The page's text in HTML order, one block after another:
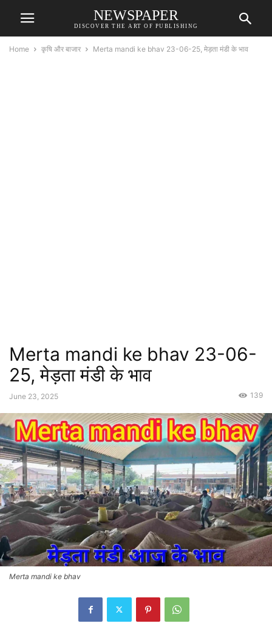
NEWSPAPER
DISCOVER THE ART OF PUBLISHING
Home कृषि और बाजार Merta mandi ke bhav 23-06-25, मेड़ता मंडी के भाव
Merta mandi ke bhav 23-06-
25, मेड़ता मंडी के भाव
June 23, 2025 139
Merta mandi ke bhav